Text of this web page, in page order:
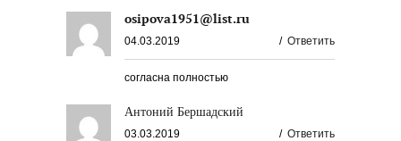
osipova1951@list.ru
04.03.2019 / Ответить
согласна полностью
Антоний Бершадский
03.03.2019 / Ответить